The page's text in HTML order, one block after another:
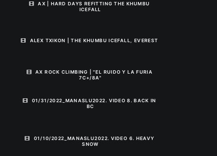
AX | HARD DAYS REFITTING THE KHUMBU
ICEFALL
ALEX TXIKON | THE KHUMBU ICEFALL, EVEREST
AX ROCK CLIMBING | "EL RUIDO Y LA FURIA
7C+/8A"
01/31/2022_MANASLU2022. VIDEO 8. BACK IN
BC
01/10/2022_MANASLU2022. VIDEO 6. HEAVY
SNOW